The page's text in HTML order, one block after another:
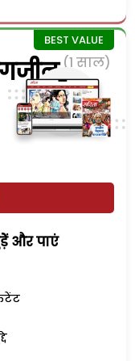
(1 साल)
और पाएं